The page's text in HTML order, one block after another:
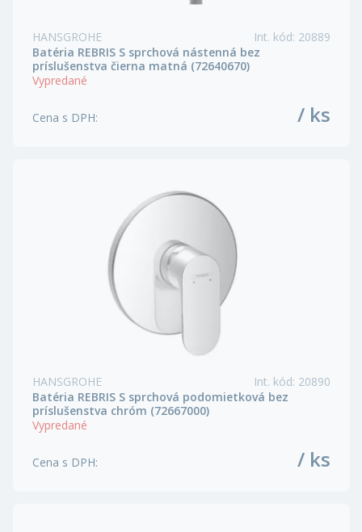
HANSGROHE Int. kód: 20889
Batéria REBRIS S sprchová nástenná bez
príslušenstva čierna matná (72640670)
Vypredané
Cena s DPH: / ks
HANSGROHE Int. kód: 20890
Batéria REBRIS S sprchová podomietková bez
príslušenstva chróm (72667000)
Vypredané
Cena s DPH: / ks